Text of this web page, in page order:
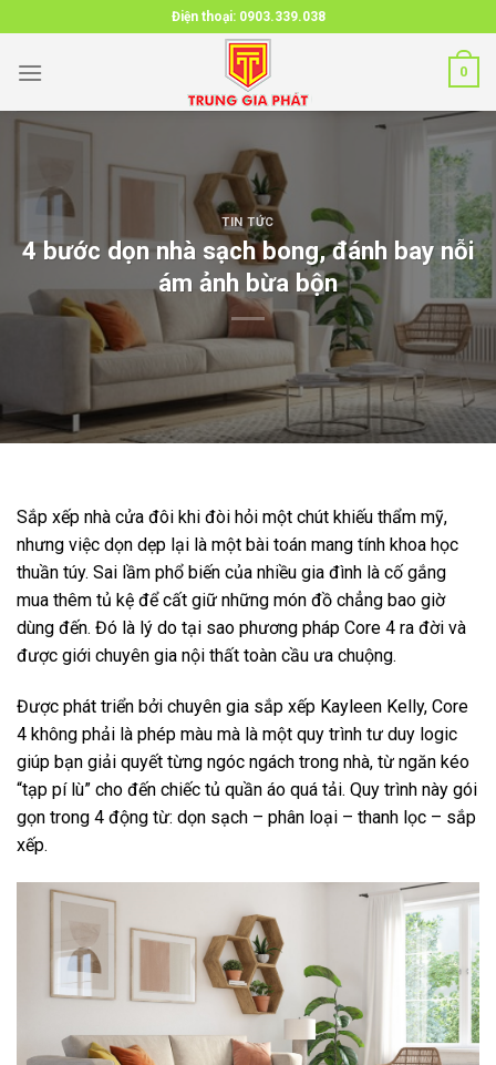
to
content
Điện thoại: 0903.339.038
0
TIN TỨC
4 bước dọn nhà sạch bong, đánh bay nỗi
ám ảnh bừa bộn
Sắp xếp nhà cửa đôi khi đòi hỏi một chút khiếu thẩm mỹ,
nhưng việc dọn dẹp lại là một bài toán mang tính khoa học
thuần túy. Sai lầm phổ biến của nhiều gia đình là cố gắng
mua thêm tủ kệ để cất giữ những món đồ chẳng bao giờ
dùng đến. Đó là lý do tại sao phương pháp Core 4 ra đời và
được giới chuyên gia nội thất toàn cầu ưa chuộng.
Được phát triển bởi chuyên gia sắp xếp Kayleen Kelly, Core
4 không phải là phép màu mà là một quy trình tư duy logic
giúp bạn giải quyết từng ngóc ngách trong nhà, từ ngăn kéo
“tạp pí lù” cho đến chiếc tủ quần áo quá tải. Quy trình này gói
gọn trong 4 động từ: dọn sạch – phân loại – thanh lọc – sắp
xếp.